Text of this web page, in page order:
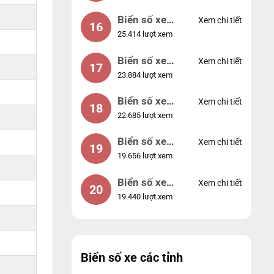
16
Biển số xe
49053
25.414 lượt xem
Xem chi tiết
17
Biển số xe
44953
23.884 lượt xem
Xem chi tiết
18
Biển số xe
74953
22.685 lượt xem
Xem chi tiết
19
Biển số xe
99998
19.656 lượt xem
Xem chi tiết
20
Biển số xe
25525
19.440 lượt xem
Xem chi tiết
Biển số xe các tỉnh